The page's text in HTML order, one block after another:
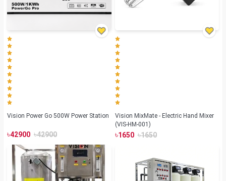
Vision Power Go 500W Power Station
৳42900 ৳42900
Vision MixMate - Electric Hand Mixer
(VIS-HM-001)
৳1650 ৳1650